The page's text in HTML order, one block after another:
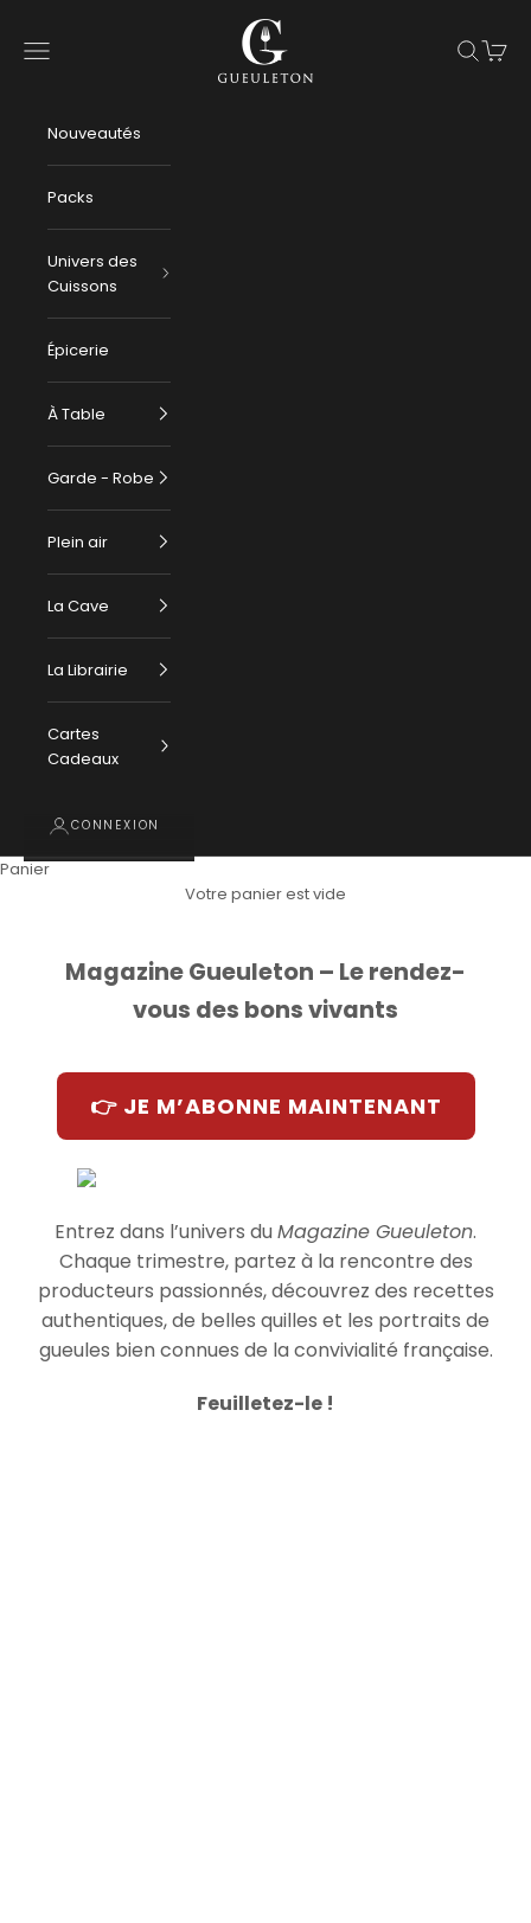
Gueuleton
Menu
Panier
Nouveautés
Packs
Univers des
Cuissons
Épicerie
À Table
Garde - Robe
Plein air
La Cave
La Librairie
Cartes
Cadeaux
CONNEXION
Panier
Votre panier est vide
Magazine Gueuleton – Le rendez-
vous des bons vivants
👉 JE M’ABONNE MAINTENANT
Entrez dans l’univers du Magazine Gueuleton.
Chaque trimestre, partez à la rencontre des
producteurs passionnés, découvrez des recettes
authentiques, de belles quilles et les portraits de
gueules bien connues de la convivialité française.
Feuilletez-le !